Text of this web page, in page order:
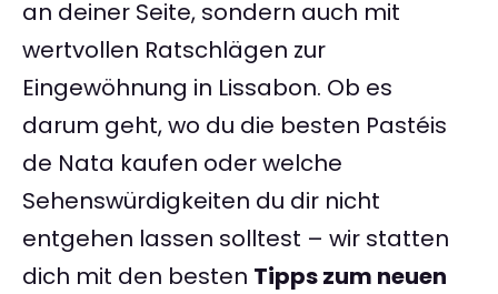
an deiner Seite, sondern auch mit
wertvollen Ratschlägen zur
Eingewöhnung in Lissabon. Ob es
darum geht, wo du die besten Pastéis
de Nata kaufen oder welche
Sehenswürdigkeiten du dir nicht
entgehen lassen solltest – wir statten
dich mit den besten Tipps zum neuen